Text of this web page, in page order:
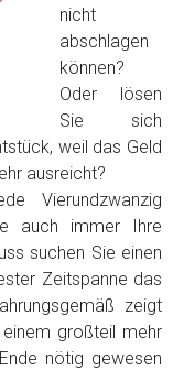
nicht
abschlagen
können?
Oder lösen
Sie sich
weil das Geld
ausreicht?
Vierundzwanzig
auch immer Ihre
suchen Sie einen
Zeitspanne das
zeigt
großteil mehr
nötig gewesen